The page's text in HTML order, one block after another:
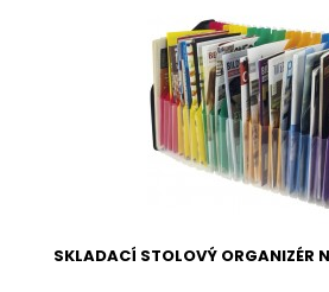
SKLADACÍ STOLOVÝ ORGANIZÉR